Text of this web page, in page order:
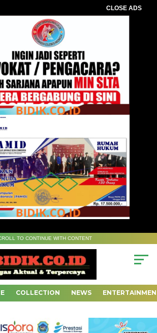
CLOSE ADS
TO CONTINUE WITH CONTENT
COLLECTION NEWS